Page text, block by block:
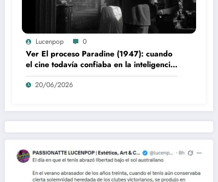
Lucenpop 0
Ver El proceso Paradine (1947): cuando
el cine todavía confiaba en la inteligencia
del espectador
20/06/2026